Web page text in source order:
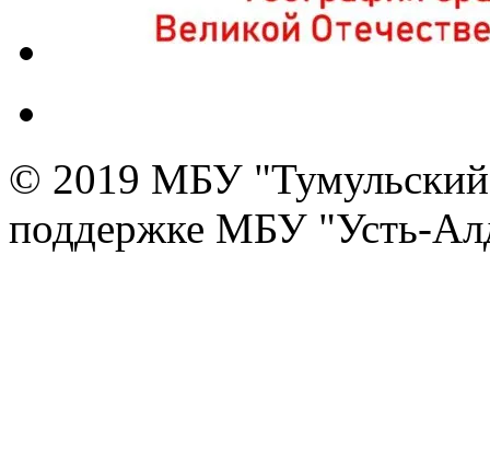
© 2019 МБУ "Тумульский
поддержке МБУ "Усть-